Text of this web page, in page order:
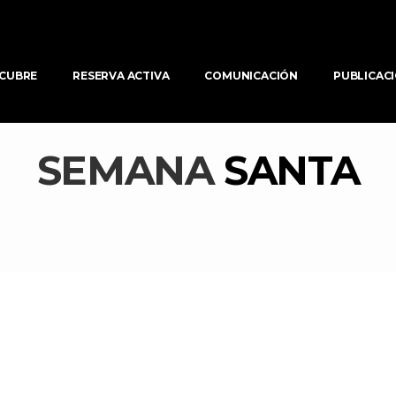
RESERVA ACTIVA COMUNICACIÓN
SEMANA SANTA